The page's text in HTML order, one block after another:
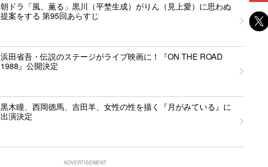
朝ドラ「風、薫る」黒川（平埜生成）がりん（見上愛）に思わぬ
提案をする 第95回あらすじ
浜田省吾・伝説のステージがライブ映画に！『ON THE ROAD
1988』公開決定
黒木瞳、西岡徳馬、吉田羊、女性の性を描く『月がみている』に
出演決定
ADVERTISEMENT